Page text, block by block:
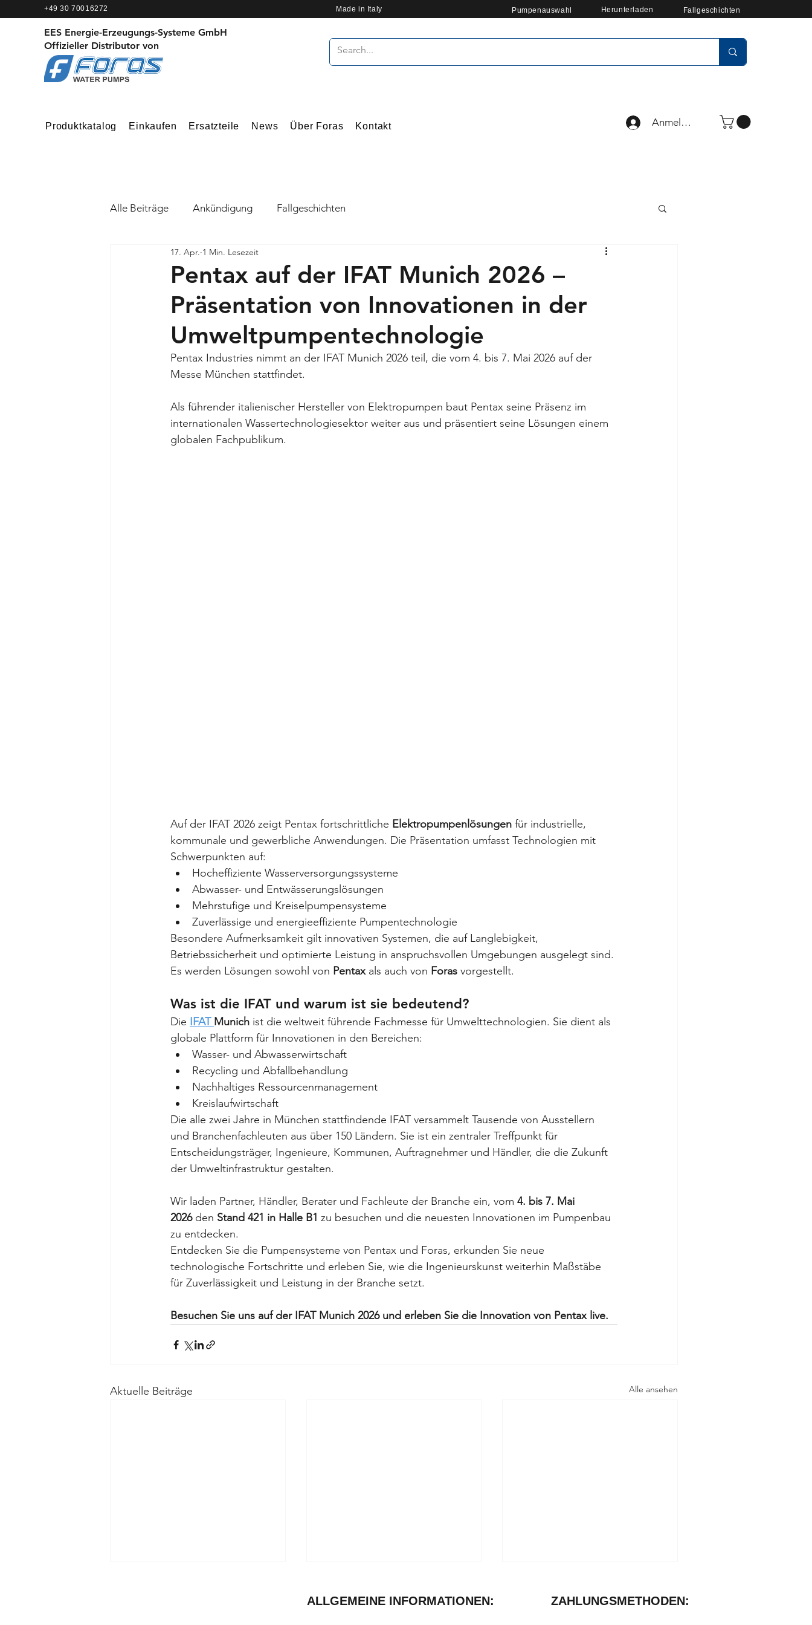
+49 30 70016272 Made in Italy Pumpenauswahl Herunterladen Fallgeschichten
EES Energie-Erzeugungs-Systeme GmbH
Offizieller Distributor von
Produktkatalog Einkaufen Ersatzteile News Über Foras Kontakt Anmelden
Alle Beiträge Ankündigung Fallgeschichten
Pentax auf der IFAT Munich 2026 –
Präsentation von Innovationen in der
Umweltpumpentechnologie
17. Apr. 1 Min. Lesezeit
Pentax Industries nimmt an der IFAT Munich 2026 teil, die vom 4. bis 7. Mai 2026 auf der
Messe München stattfindet.
Als führender italienischer Hersteller von Elektropumpen baut Pentax seine Präsenz im
internationalen Wassertechnologiesektor weiter aus und präsentiert seine Lösungen einem
globalen Fachpublikum.
Auf der IFAT 2026 zeigt Pentax fortschrittliche Elektropumpenlösungen für industrielle,
kommunale und gewerbliche Anwendungen. Die Präsentation umfasst Technologien mit
Schwerpunkten auf:
Hocheffiziente Wasserversorgungssysteme
Abwasser- und Entwässerungslösungen
Mehrstufige und Kreiselpumpensysteme
Zuverlässige und energieeffiziente Pumpentechnologie
Besondere Aufmerksamkeit gilt innovativen Systemen, die auf Langlebigkeit,
Betriebssicherheit und optimierte Leistung in anspruchsvollen Umgebungen ausgelegt sind.
Es werden Lösungen sowohl von Pentax als auch von Foras vorgestellt.
Was ist die IFAT und warum ist sie bedeutend?
Die IFAT Munich ist die weltweit führende Fachmesse für Umwelttechnologien. Sie dient als
globale Plattform für Innovationen in den Bereichen:
Wasser- und Abwasserwirtschaft
Recycling und Abfallbehandlung
Nachhaltiges Ressourcenmanagement
Kreislaufwirtschaft
Die alle zwei Jahre in München stattfindende IFAT versammelt Tausende von Ausstellern
und Branchenfachleuten aus über 150 Ländern. Sie ist ein zentraler Treffpunkt für
Entscheidungsträger, Ingenieure, Kommunen, Auftragnehmer und Händler, die die Zukunft
der Umweltinfrastruktur gestalten.
Wir laden Partner, Händler, Berater und Fachleute der Branche ein, vom 4. bis 7. Mai
2026 den Stand 421 in Halle B1 zu besuchen und die neuesten Innovationen im Pumpenbau
zu entdecken.
Entdecken Sie die Pumpensysteme von Pentax und Foras, erkunden Sie neue
technologische Fortschritte und erleben Sie, wie die Ingenieurskunst weiterhin Maßstäbe
für Zuverlässigkeit und Leistung in der Branche setzt.
Besuchen Sie uns auf der IFAT Munich 2026 und erleben Sie die Innovation von Pentax live.
Aktuelle Beiträge Alle ansehen
ALLGEMEINE INFORMATIONEN: ZAHLUNGSMETHODEN: